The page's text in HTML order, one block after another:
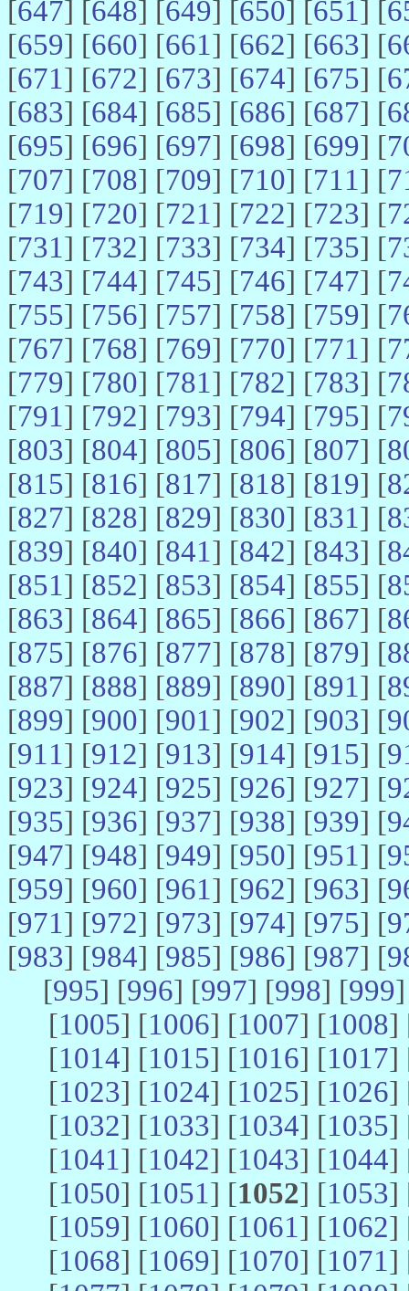
[647] [648] [649] [650] [651] [
[659] [660] [661] [662] [663] [
[671] [672] [673] [674] [675] [
[683] [684] [685] [686] [687] [
[695] [696] [697] [698] [699] [
[707] [708] [709] [710] [711] [
[719] [720] [721] [722] [723] [
[731] [732] [733] [734] [735] [
[743] [744] [745] [746] [747] [
[755] [756] [757] [758] [759] [
[767] [768] [769] [770] [771] [
[779] [780] [781] [782] [783] [
[791] [792] [793] [794] [795] [
[803] [804] [805] [806] [807] [
[815] [816] [817] [818] [819] [
[827] [828] [829] [830] [831] [
[839] [840] [841] [842] [843] [
[851] [852] [853] [854] [855] [
[863] [864] [865] [866] [867] [
[875] [876] [877] [878] [879] [
[887] [888] [889] [890] [891] [
[899] [900] [901] [902] [903] [
[911] [912] [913] [914] [915] [
[923] [924] [925] [926] [927] [
[935] [936] [937] [938] [939] [
[947] [948] [949] [950] [951] [
[959] [960] [961] [962] [963] [
[971] [972] [973] [974] [975] [
[983] [984] [985] [986] [987] [
[995] [996] [997] [998] [999
[1005] [1006] [1007] [1008]
[1014] [1015] [1016] [1017]
[1023] [1024] [1025] [1026]
[1032] [1033] [1034] [1035]
[1041] [1042] [1043] [1044]
[1050] [1051] [1052] [1053]
[1059] [1060] [1061] [1062]
[1068] [1069] [1070] [1071]